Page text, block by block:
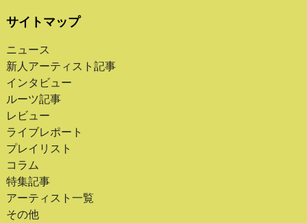
サイトマップ
ニュース
新人アーティスト記事
インタビュー
ルーツ記事
レビュー
ライブレポート
プレイリスト
コラム
特集記事
アーティスト一覧
その他